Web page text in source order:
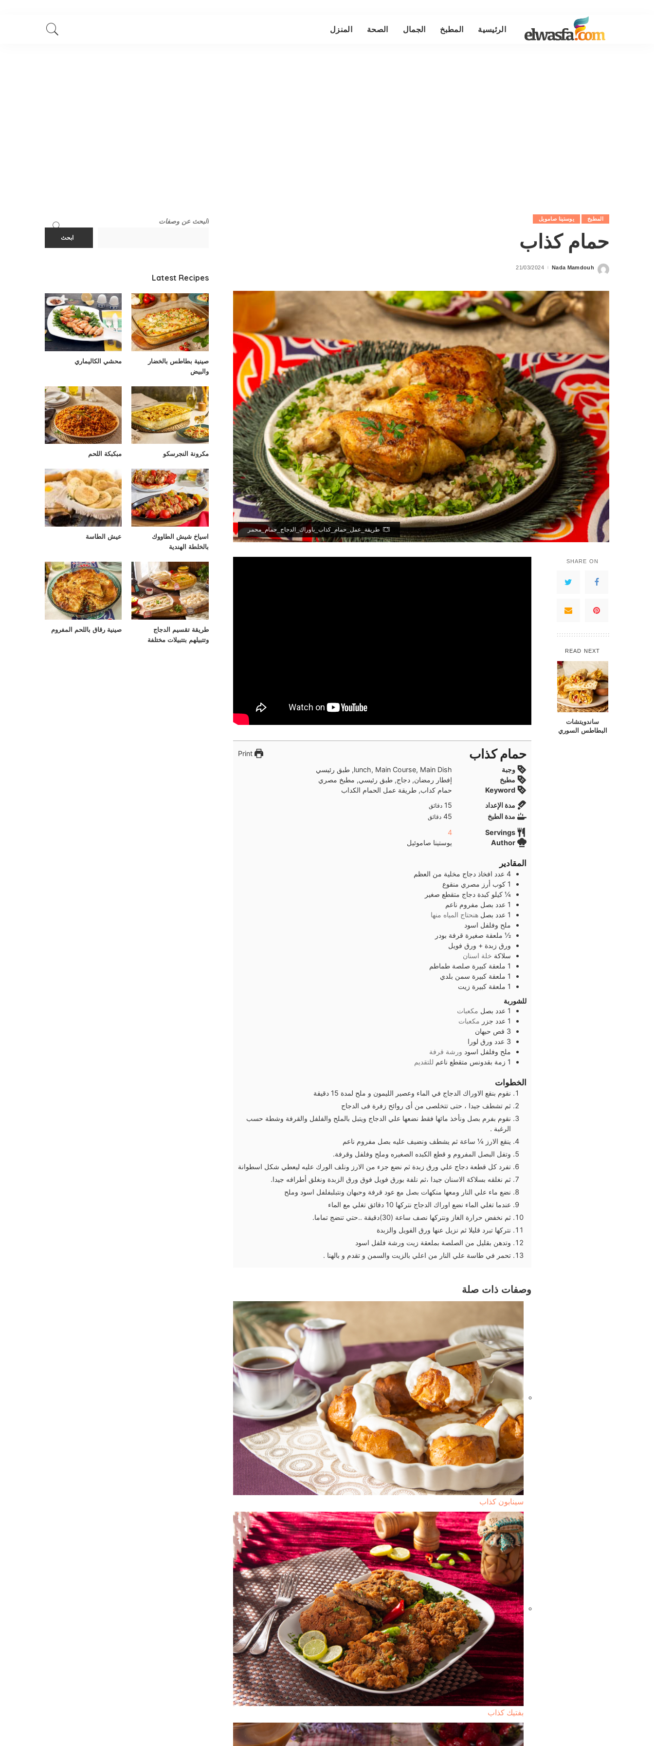
الرئيسية المطبخ الجمال الصحة المنزل
المطبخ يوستينا صامويل
حمام كذاب
Posted
Nada Mamdouh
21/03/2024
طريقة_عمل_حمام_كذاب_باوراك_الدجاج_حمام_محمر
SHARE ON
READ NEXT
ساندويتشات
البطاطس السوري
Print حمام كذاب
وجبة
lunch, Main Course, Main Dish, طبق رئيسي
مطبخ
إفطار رمضان, دجاج, طبق رئيسي, مطبخ مصري
Keyword
حمام كداب, طريقة عمل الحمام الكداب
مدة الإعداد
15دقائق
دقائق
مدة الطبخ 45دقائق
دقائق
Servings
4
Author
يوستينا صاموئيل
المقادير
4 عدد افخاذ دجاج مخلية من العظم
1 كوب أرز مصري منقوع
¼ كيلو كبدة دجاج متقطع صغير
1 عدد بصل مفروم ناعم
1 عدد بصل هنحتاج المياه منها
ملح وفلفل اسود
½ ملعقة صغيرة قرفة بودر
ورق زبدة + ورق فويل
سلاكة خلة اسنان
1 ملعقة كبيرة صلصة طماطم
1 ملعقة كبيرة سمن بلدي
1 ملعقة كبيرة زيت
للشوربة
1 عدد بصل مكعبات
1 عدد جزر مكعبات
3 فص حبهان
3 عدد ورق لورا
ملح وفلفل اسود ورشة قرفة
1 زمة بقدونس متقطع ناعم للتقديم
الخطوات
نقوم بنقع الاوراك الدجاج في الماء وعصير الليمون و ملح لمدة 15 دقيقة
ثم تشطف جيدا ، حتى تتخلصى من أى روائح زفرة فى الدجاج
نقوم بفرم بصل ونأخذ مائها فقط نضعها علي الدجاج ويتبل بالملح والفلفل والقرفة وشطة حسب
الرغبة .
ينقع الارز ¼ ساعة ثم يشطف ونضيف عليه بصل مفروم ناعم
وتفل البصل المفروم و قطع الكبده الصغيره وملح وفلفل وقرفة.
تفرد كل قطعة دجاج علي ورق زبدة ثم نضع جزء من الارز ونلف الورك عليه ليعطي شكل اسطوانة
ثم نغلقه بسلاكة الاسنان جيدا ،ثم نلفة بورق فويل فوق ورق الزبدة ونغلق أطرافه جيدا.
نضع ماء علي النار ومعها منكهات بصل مع عود قرفة وحبهان ونتبلبفلفل اسود وملح
عندما تغلي الماء نضع اوراك الدجاج نتركها 10 دقائق تغلي مع الماء
ثم نخفض حرارة الغاز ونتركها نصف ساعة (30)دقيقة ..حتي تنضج تماما.
نتركها تبرد قليلا ثم نزيل عنها ورق الفويل والزبدة
وتدهن بقليل من الصلصة بملعقة زيت ورشة فلفل اسود
تحمر في طاسة علي النار من اعلي بالزيت والسمن و تقدم و بالهنا .
وصفات ذات صلة
سينابون كذاب
بفتيك كذاب
البحث عن وصفات
ابحث
Latest Recipes
صينية بطاطس بالخضار
والبيض
محشي الكاليماري
مكرونة النجرسكو مبكبكة اللحم
اسياخ شيش الطاووك
بالخلطة الهندية
عيش الطاسة
طريقة تقسيم الدجاج
وتتبيلهم بتتبيلات مختلفة
صينية رقاق باللحم المفروم